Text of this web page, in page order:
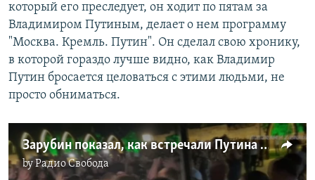
720p 1080p
1080p
который его преследует, он ходит по пятам за
Владимиром Путиным, делает о нем программу
"Москва. Кремль. Путин". Он сделал свою хронику,
в которой гораздо лучше видно, как Владимир
Путин бросается целоваться с этими людьми, не
просто обниматься.
Зарубин показал, как встречали Путина в Дербенте
byРадио Свобода